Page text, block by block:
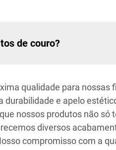
de couro?
qualidade para nossas
e apelo
nossos produtos não só
diversos
compromisso com a